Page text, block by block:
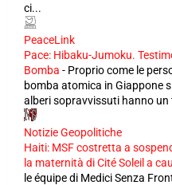
ci...
PeaceLink
Pace: Hibaku-Jumoku.
Bomba - Proprio come le
bomba atomica in Giappone
alberi sopravvissuti hanno
Notizie Geopolitiche
Haiti: MSF costretta a
la maternità di Cité Soleil a
le équipe di Medici Senza